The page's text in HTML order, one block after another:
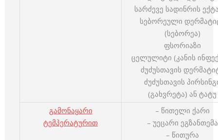
სარძევე სადინრის
სებორეული
(სებორეა)
ფსორიაზი
ცელულიტი (კანის
ძუძუსთავის
ძუძუსთავის
(გახვრეტა) ან ტატუ
გამონაყარი
ტემპერატურით
– წითელი ქარი
– უეცარი ეგზანთემა
– წითურა